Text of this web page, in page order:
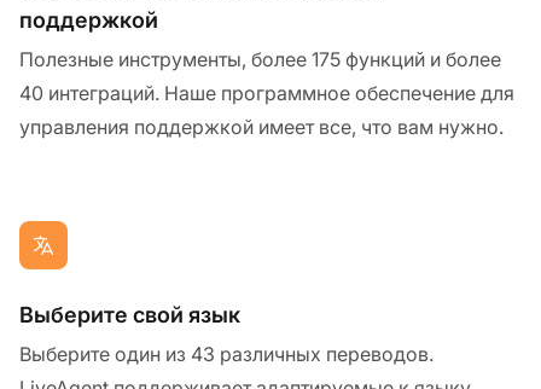
поддержкой
Полезные инструменты, более 175 функций и более
40 интеграций. Наше программное обеспечение для
управления поддержкой имеет все, что вам нужно.
Выберите свой язык
Выберите один из 43 различных переводов.